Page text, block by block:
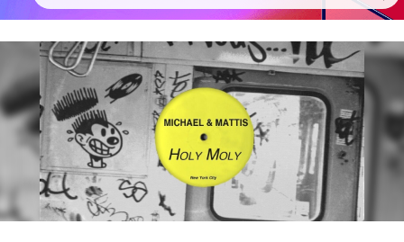
初回30日間無料お試し